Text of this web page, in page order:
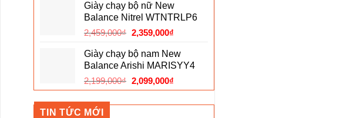
là:
2,259,000₫.
tại
là:
2,159,000₫.
Giày chạy bộ nữ New
Balance Nitrel WTNTRLP6
2,459,000₫ Giá
là:
2,459,000₫.
2,359,000₫Giá
tại
là:
2,359,000₫.
Giày chạy bộ nam New
Balance Arishi MARISYY4
2,199,000₫ Giá
gốc
là:
2,099,000₫Giá
hiện
tại
TIN TỨC MỚI